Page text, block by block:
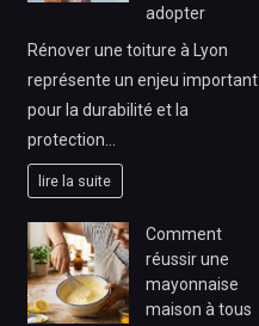
adopter
Rénover une toiture à Lyon
représente un enjeu important
pour la durabilité et la
protection…
lire la suite
Comment
réussir une
mayonnaise
maison à tous